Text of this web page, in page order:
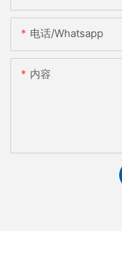
电话/whatsapp
内容